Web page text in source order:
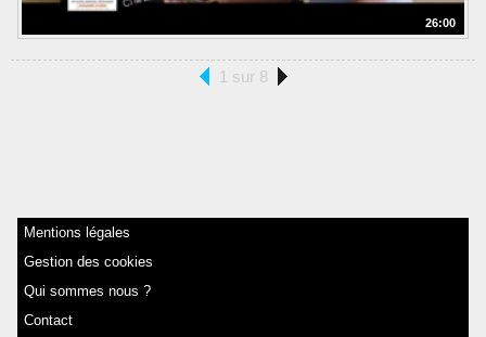
26:00
1 sur 8
Mentions légales
Gestion des cookies
Qui sommes nous ?
Contact